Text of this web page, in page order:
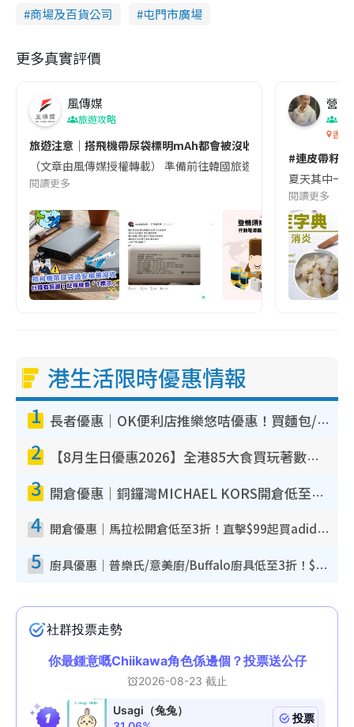
商場及百貨公司 屯門市廣場
更多真實評價
風傳媒
旅遊攻略
旅遊注意｜搭飛機帶尿袋標明mAh都會被沒收😱出發前切記檢查
（文章由風傳媒授權轉載） 準備前往韓國旅遊的民眾，近期要
閱讀更多
營養
香港
#連皮帶籽
夏天其中一
閱讀更多
港生活限時優惠情報
1 長者優惠｜OK便利店推樂悠咭優惠！買麵包/牛奶/保健品拍卡即減
2 【8月生日優惠2026】全港85大食買玩著數攻略 自助餐/火鍋放題同行免費＋誠品/DONKI送現金券
3 開倉優惠｜銅鑼灣MICHAEL KORS開倉低至17折！直擊$500起買手袋/銀包/鞋款 必買經典Jet Set系列
4 開倉優惠｜馬拉松開倉低至3折！直擊$99起買adidas／New Balance／Puma鞋款 STANLEY保溫杯劈價至$119起
5 廚具優惠｜普樂氏/意美廚/Buffalo廚具低至3折！$89起買煎鍋／炒鑊／個人鍋 同場小家電激減至$99起